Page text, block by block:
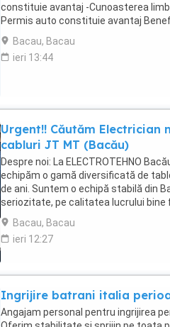
constituie avantaj -Cunoasterea
Permis auto constituie avantaj
de calificare -Cazare ...
Bacau, Bacau
ieri 13:44
Urgent!! Căutăm
cabluri JT MT (Bacău)
Despre noi: La ELECTROTEHNO
echipăm o gamă diversificată de
de ani. Suntem o echipă stabilă din
seriozitate, pe calitatea lucrului bine
corect. Dacă ai calificare în domeniu și
Bacau, Bacau
ieri 12:27
Ingrijire batrani italia
Angajam personal pentru ingrijirea